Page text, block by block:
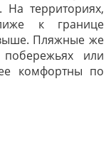
На территориях,
к границе
Пляжные же
или
комфортны по